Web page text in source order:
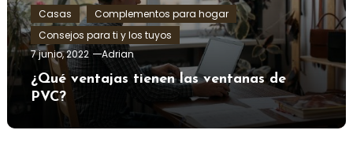
Casas
Complementos para hogar
Consejos para ti y los tuyos
7 junio, 2022
Adrian
¿Qué ventajas tienen las ventanas de
PVC?